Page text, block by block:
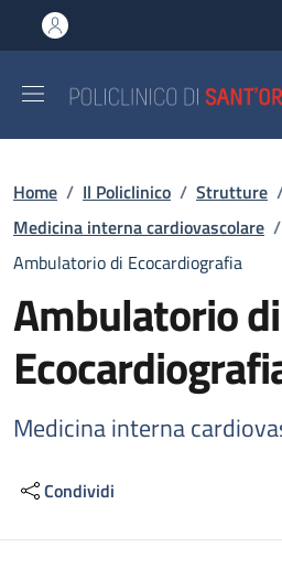
al contenuto principale
to footer content
Briciole di pane
Home / Il Policlinico / Strutture
Medicina interna cardiovascolare /
Ambulatorio di Ecocardiografia
Ambulatorio di
Medicina interna
Condividi